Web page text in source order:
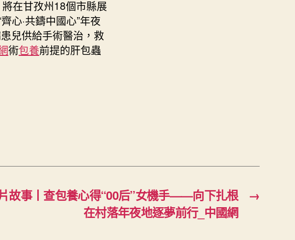
在甘孜州18個市縣展
心·共鑄中國心”年夜
兒供給手術醫治，救
術包養前提的肝包蟲
→
故事丨查包養心得“00后”女機手——向下扎根
在村落年夜地逐夢前行_中國網